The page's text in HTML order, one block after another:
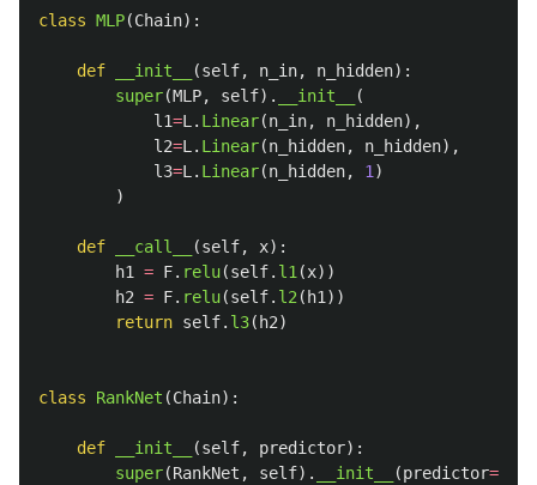
class MLP(Chain):
def __init__ (self, n_in, n_hidden):
super(MLP, self). __init__
(
l1=L . Linear(n_in, n_hidden),
l2=L . Linear(n_hidden, n_hidden),
l3=L . Linear(n_hidden, 1 )
)
def __call__ (self, x):
h1
= F. relu(self. l1 (x))
h2 = F. relu(self. l2 ( h1 ))
return self. l3( h2)
class RankNet (Chain):
def __init__ (self, predictor):
super(RankNet , self). __init__ (predictor=